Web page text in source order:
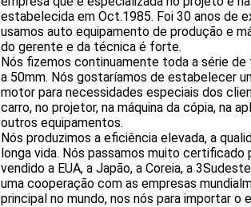
estabelecida em Oct.1985. Foi 30 anos de
usamos auto equipamento de produção e
do gerente e da técnica é forte.
Nós fizemos continuamente toda a série de
a 50mm. Nós gostaríamos de estabelecer
motor para necessidades especiais dos
carro, no projetor, na máquina da cópia, na
outros equipamentos.
Nós produzimos a eficiência elevada, a
longa vida. Nós passamos muito
vendido a EUA, a Japão, a Coreia, a
uma cooperação com as empresas
principal no mundo, nos nós para importar